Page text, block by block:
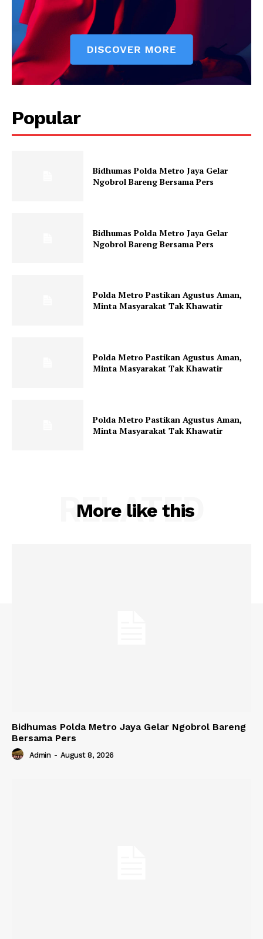
SUBSCRIBE NOW
Company
Subscription Plans
Klinik Gigi Surabaya
Popular
Bidhumas Polda Metro Jaya Gelar
Ngobrol Bareng Bersama Pers
Bidhumas Polda Metro Jaya Gelar
Ngobrol Bareng Bersama Pers
Polda Metro Pastikan Agustus Aman,
Minta Masyarakat Tak Khawatir
Polda Metro Pastikan Agustus Aman,
Minta Masyarakat Tak Khawatir
Polda Metro Pastikan Agustus Aman,
Minta Masyarakat Tak Khawatir
More like this
RELATED
Bidhumas Polda Metro Jaya Gelar Ngobrol Bareng
Bersama Pers
Admin - August 8, 2026